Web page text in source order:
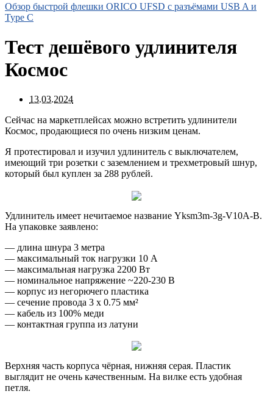
Обзор быстрой флешки ORICO UFSD с разъёмами USB A и
Type C
Тест дешёвого удлинителя
Космос
13.03.2024
Сейчас на маркетплейсах можно встретить удлинители
Космос, продающиеся по очень низким ценам.
Я протестировал и изучил удлинитель с выключателем,
имеющий три розетки с заземлением и трехметровый шнур,
который был куплен за 288 рублей.
Удлинитель имеет нечитаемое название Yksm3m-3g-V10A-B.
На упаковке заявлено:
— длина шнура 3 метра
— максимальный ток нагрузки 10 А
— максимальная нагрузка 2200 Вт
— номинальное напряжение ~220-230 В
— корпус из негорючего пластика
— сечение провода 3 x 0.75 мм²
— кабель из 100% меди
— контактная группа из латуни
Верхняя часть корпуса чёрная, нижняя серая. Пластик
выглядит не очень качественным. На вилке есть удобная
петля.